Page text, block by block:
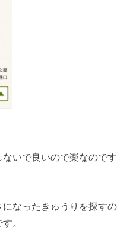
いで良いので楽なのです
なったきゅうりを探すの
。